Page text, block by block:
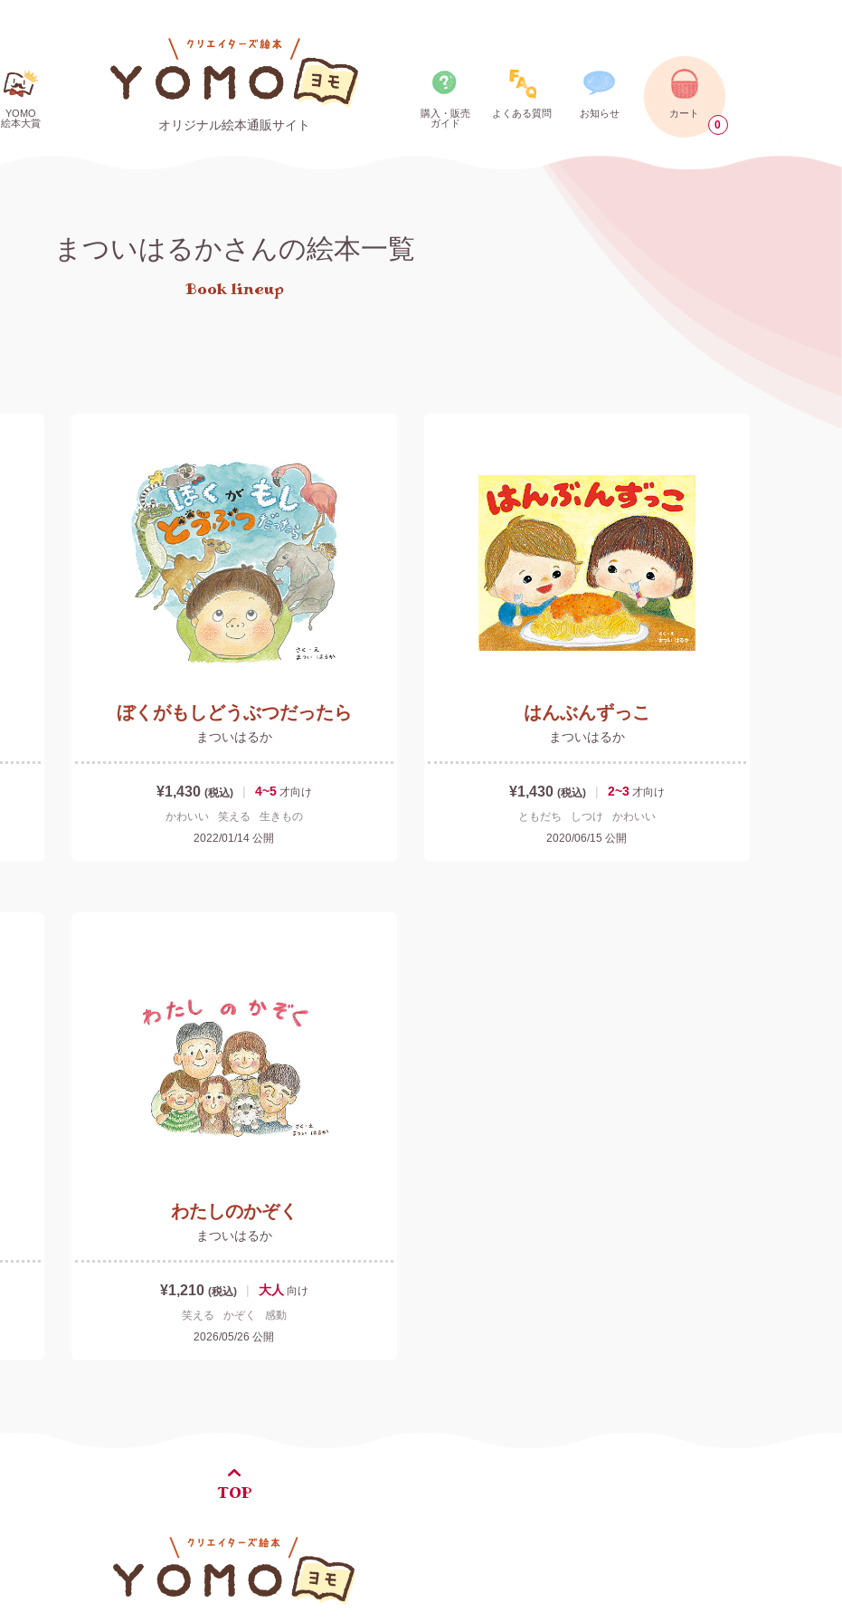
YOMO
絵本大賞
オリジナル絵本通販サイト
購入・販売
ガイド
よくある質問 お知らせ カート
0
まついはるかさんの絵本一覧
Book lineup
ぼくがもしどうぶつだったら
まついはるか
¥1,430 (税込) | 4~5 才向け
かわいい
笑える
生きもの
2022/01/14 公開
はんぶんずっこ
まついはるか
¥1,430 (税込) | 2~3 才向け
ともだち
しつけ
かわいい
2020/06/15 公開
わたしのかぞく
まついはるか
¥1,210 (税込) | 大人 向け
笑える
かぞく
感動
2026/05/26 公開
TOP